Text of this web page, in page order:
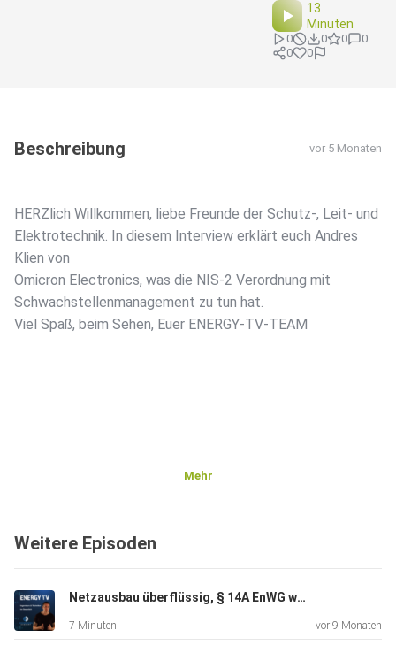
13
Minuten
0 0 0
0
0
0
Beschreibung vor 5 Monaten
HERZlich Willkommen, liebe Freunde der Schutz-, Leit- und
Elektrotechnik. In diesem Interview erklärt euch Andres
Klien von
Omicron Electronics, was die NIS-2 Verordnung mit
Schwachstellenmanagement zu tun hat.
Viel Spaß, beim Sehen, Euer ENERGY-TV-TEAM
Mehr
Weitere Episoden
Netzausbau überflüssig, § 14A EnWG wird es richten?
7 Minuten vor 9 Monaten